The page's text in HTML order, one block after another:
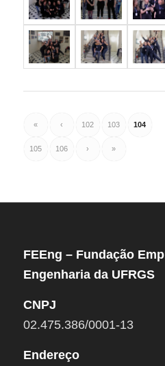
« ‹ 102 103 104
105 106 › »
FEEng – Fundação
Engenharia da UFRGS
CNPJ
02.475.386/0001-13
Endereço